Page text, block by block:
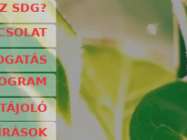
SDG?
TÁJOLÓ